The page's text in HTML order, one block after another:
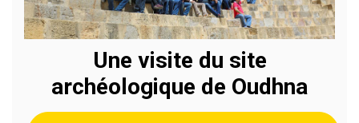
Une visite du site
archéologique de Oudhna